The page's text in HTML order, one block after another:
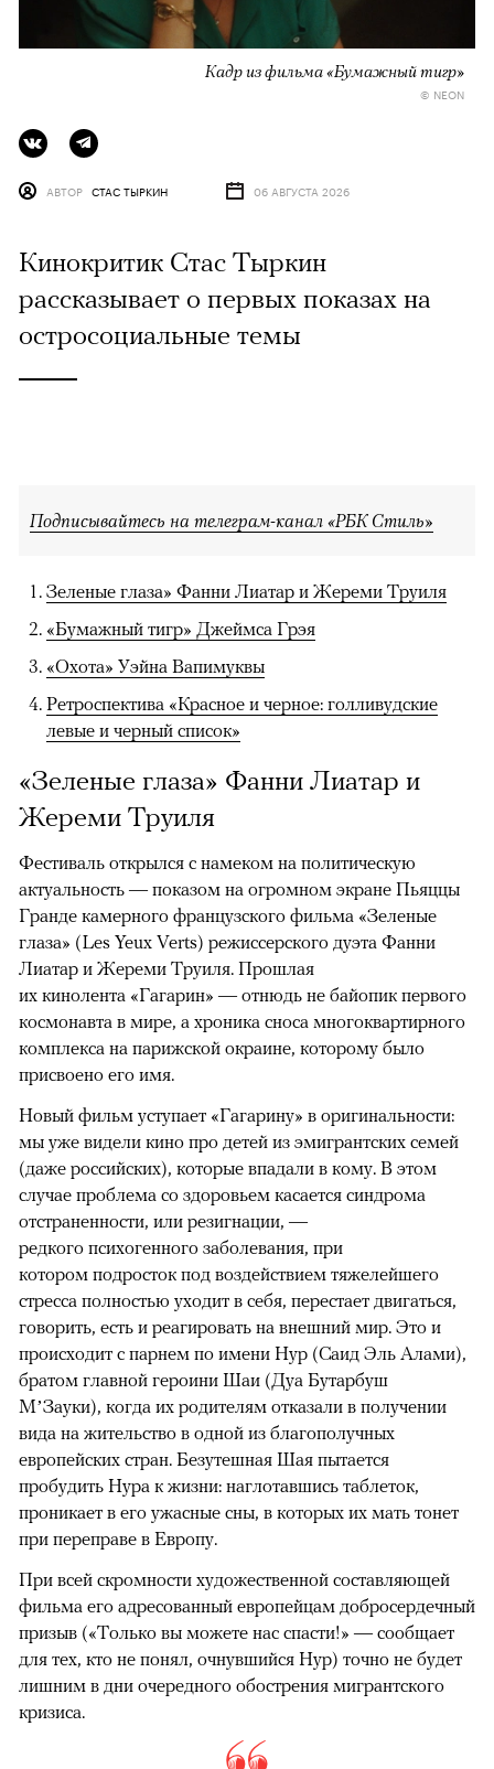
Кадр из фильма «Бумажный тигр»
© NEON
АВТОР СТАС ТЫРКИН 06 АВГУСТА 2026
Кинокритик Стас Тыркин
рассказывает о первых показах на
остросоциальные темы
Подписывайтесь на телеграм-канал «РБК Стиль»
Зеленые глаза» Фанни Лиатар и Жереми Труиля
«Бумажный тигр» Джеймса Грэя
«Охота» Уэйна Вапимуквы
Ретроспектива «Красное и черное: голливудские
левые и черный список»
«Зеленые глаза» Фанни Лиатар и
Жереми Труиля
Фестиваль открылся с намеком на политическую
актуальность — показом на огромном экране Пьяццы
Гранде камерного французского фильма «Зеленые
глаза» (Les Yeux Verts) режиссерского дуэта Фанни
Лиатар и Жереми Труиля. Прошлая
их кинолента «Гагарин» — отнюдь не байопик первого
космонавта в мире, а хроника сноса многоквартирного
комплекса на парижской окраине, которому было
присвоено его имя.
Новый фильм уступает «Гагарину» в оригинальности:
мы уже видели кино про детей из эмигрантских семей
(даже российских), которые впадали в кому. В этом
случае проблема со здоровьем касается синдрома
отстраненности, или резигнации, —
редкого психогенного заболевания, при
котором подросток под воздействием тяжелейшего
стресса полностью уходит в себя, перестает двигаться,
говорить, есть и реагировать на внешний мир. Это и
происходит с парнем по имени Нур (Саид Эль Алами),
братом главной героини Шаи (Дуа Бутарбуш
М’Зауки), когда их родителям отказали в получении
вида на жительство в одной из благополучных
европейских стран. Безутешная Шая пытается
пробудить Нура к жизни: наглотавшись таблеток,
проникает в его ужасные сны, в которых их мать тонет
при переправе в Европу.
При всей скромности художественной составляющей
фильма его адресованный европейцам добросердечный
призыв («Только вы можете нас спасти!» — сообщает
для тех, кто не понял, очнувшийся Нур) точно не будет
лишним в дни очередного обострения мигрантского
кризиса.